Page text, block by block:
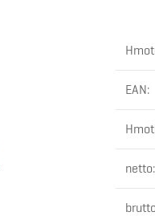
EAN:
netto:
brutto